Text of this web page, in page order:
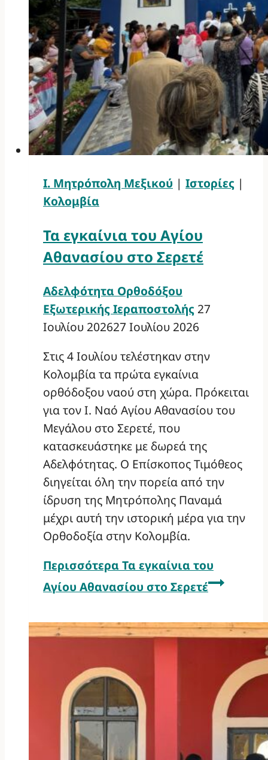
Ι. Μητρόπολη Μεξικού | Ιστορίες |
Κολομβία
Τα εγκαίνια του Αγίου
Αθανασίου στο Σερετέ
Αδελφότητα Ορθοδόξου
Εξωτερικής Ιεραποστολής 27
Ιουλίου 202627 Ιουλίου 2026
Στις 4 Ιουλίου τελέστηκαν στην
Κολομβία τα πρώτα εγκαίνια
ορθόδοξου ναού στη χώρα. Πρόκειται
για τον Ι. Ναό Αγίου Αθανασίου του
Μεγάλου στο Σερετέ, που
κατασκευάστηκε με δωρεά της
Αδελφότητας. Ο Επίσκοπος Τιμόθεος
διηγείται όλη την πορεία από την
ίδρυση της Μητρόπολης Παναμά
μέχρι αυτή την ιστορική μέρα για την
Ορθοδοξία στην Κολομβία.
Περισσότερα Τα εγκαίνια του
Αγίου Αθανασίου στο Σερετέ